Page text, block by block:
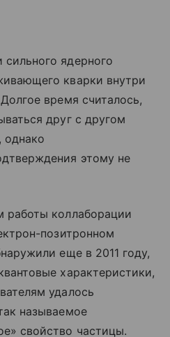
ядерного
кварки внутри
время считалось,
друг с другом
однако
этому не
работы коллаборации
позитронном
еще в 2011 году,
характеристики,
удалось
называемое
свойство частицы.